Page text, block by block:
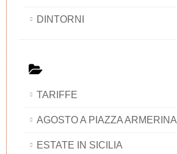
DINTORNI
TARIFFE
AGOSTO A PIAZZA ARMERINA
ESTATE IN SICILIA